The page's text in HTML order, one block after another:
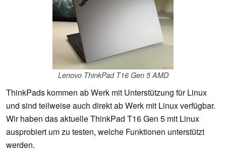
Lenovo ThinkPad T16 Gen 5 AMD
ThinkPads kommen ab Werk mit Unterstützung für Linux
und sind teilweise auch direkt ab Werk mit Linux verfügbar.
Wir haben das aktuelle ThinkPad T16 Gen 5 mit Linux
ausprobiert um zu testen, welche Funktionen unterstützt
werden.